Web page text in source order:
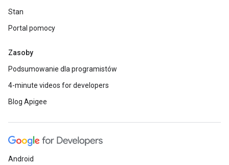
Stan
Portal pomocy
Zasoby
Podsumowanie dla programistów
4-minute videos for developers
Blog Apigee
Android